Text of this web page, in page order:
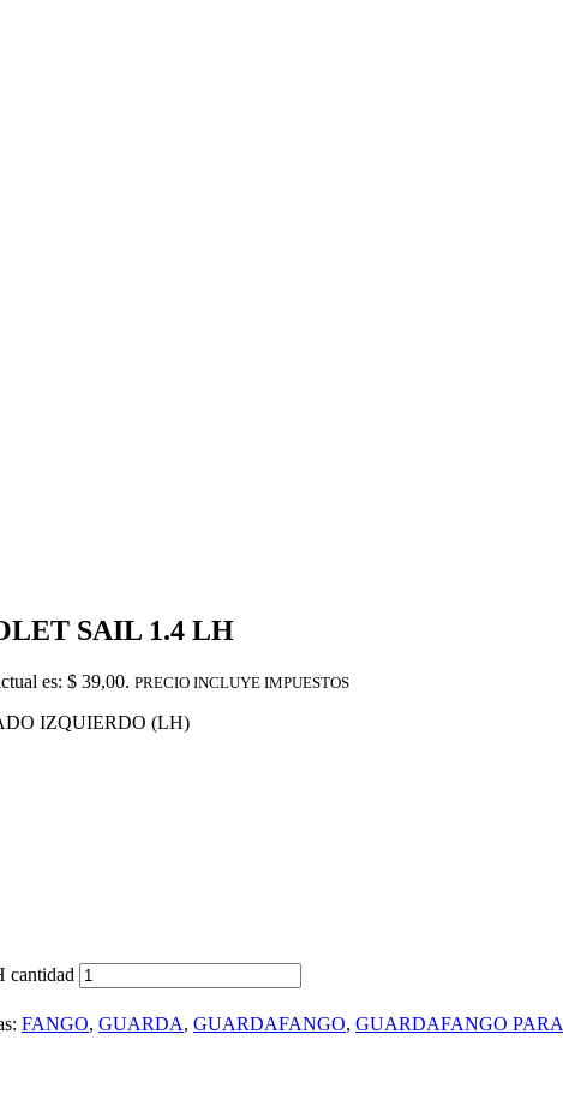
SAIL 1.4 LH
es: $ 39,00. PRECIO INCLUYE IMPUESTOS
IZQUIERDO (LH)
FANGO, GUARDA, GUARDAFANGO, GUARDAFANGO PARA